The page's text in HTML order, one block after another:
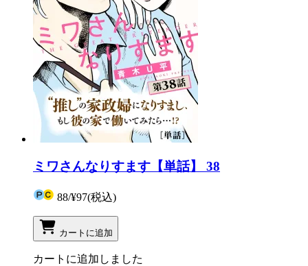
ミワさんなりすます【単話】 38
88/¥97(税込)
カートに追加
カートに追加しました